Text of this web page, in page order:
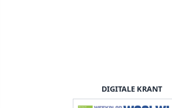
DIGITALE KRANT